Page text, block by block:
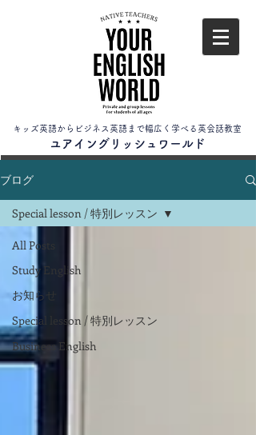
キッズ英語からビジネス英語まで幅広く学べる英会話教室
​ユアイングリッシュワールド
ブログ
All Posts
Study English
お知らせ
Special lesson / 特別レッスン
Business English
Special lesson / 特別レッスン